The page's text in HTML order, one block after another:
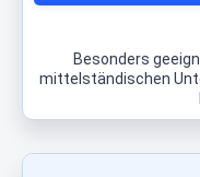
Besonders
mittelständischen